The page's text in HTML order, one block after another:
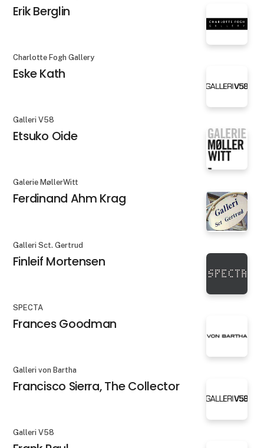
Erik Berglin
Charlotte Fogh Gallery
Eske Kath
Galleri V58
Etsuko Oide
Galerie MøllerWitt
Ferdinand Ahm Krag
Galleri Sct. Gertrud
Finleif Mortensen
SPECTA
Frances Goodman
Galleri von Bartha
Francisco Sierra, The Collector
Galleri V58